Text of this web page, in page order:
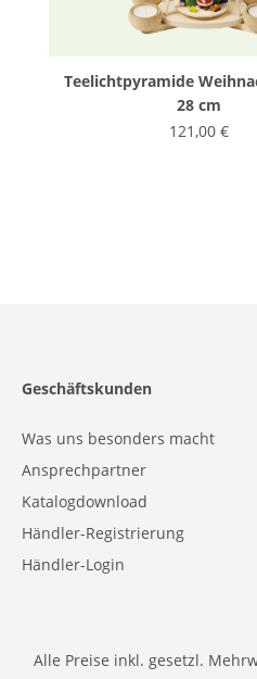
Teelichtpyramide
28 cm
121,00 €
Geschäftskunden
Was uns besonders macht
Ansprechpartner
Katalogdownload
Händler-Registrierung
Händler-Login
Alle Preise inkl. gesetzl.